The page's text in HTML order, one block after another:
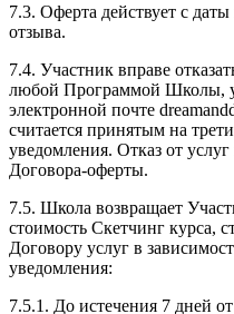
7.3. Оферта действует с
отзыва.
7.4. Участник вправе
любой Программой Школы,
электронной почте
считается принятым на
уведомления. Отказ от
Договора-оферты.
7.5. Школа возвращает
стоимость Скетчинг курса,
Договору услуг в
уведомления:
7.5.1. До истечения 7 дней